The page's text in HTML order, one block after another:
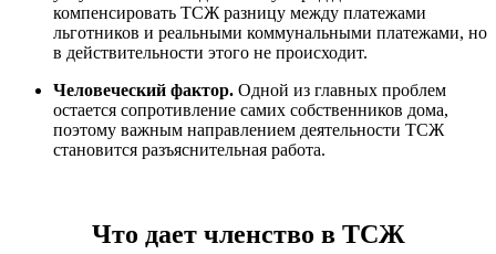
компенсировать ТСЖ разницу между платежами
льготников и реальными коммунальными платежами, но
в действительности этого не происходит.
Человеческий фактор. Одной из главных проблем
остается сопротивление самих собственников дома,
поэтому важным направлением деятельности ТСЖ
становится разъяснительная работа.
Что дает членство в ТСЖ